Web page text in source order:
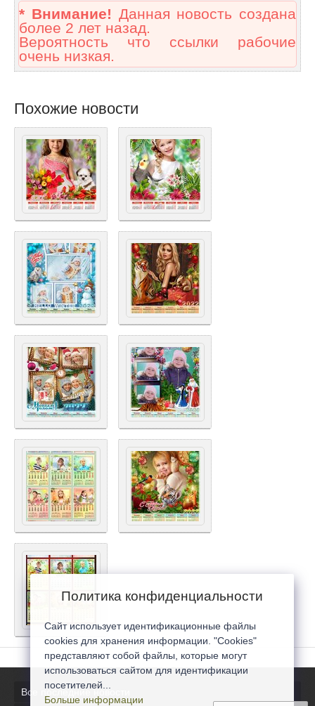
* Внимание! Данная новость создана
более 2 лет назад.
Вероятность что ссылки рабочие
очень низкая.
Похожие новости
Все последние новости
Политика конфиденциальности
Сайт использует идентификационные файлы
cookies для хранения информации. "Cookies"
представляют собой файлы, которые могут
использоваться сайтом для идентификации
посетителей...
Больше информации